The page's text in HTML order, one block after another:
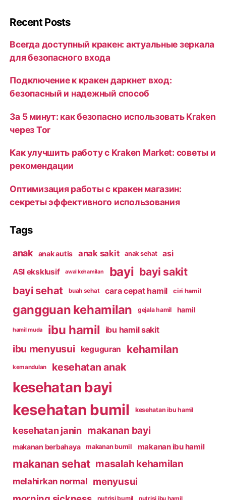
Recent Posts
Всегда доступный кракен: актуальные зеркала
для безопасного входа
Подключение к кракен даркнет вход:
безопасный и надежный способ
За 5 минут: как безопасно использовать Kraken
через Tor
Как улучшить работу с Kraken Market: советы и
рекомендации
Оптимизация работы с кракен магазин:
секреты эффективного использования
Tags
anak anak autis anak sakit anak sehat
asi
ASI eksklusif
awal kehamilan bayi bayi sakit
bayi sehat buah sehat cara cepat hamil ciri hamil
gangguan kehamilan gejala hamil hamil
hamil muda ibu hamil ibu hamil sakit
ibu menyusui keguguran kehamilan
kemandulan kesehatan anak
kesehatan bayi
kesehatan bumil kesehatan ibu hamil
kesehatan janin makanan bayi
makanan berbahaya makanan bumil makanan ibu hamil
makanan sehat masalah kehamilan
melahirkan normal menyusui
nutrisi bumil nutrisi ibu hamil